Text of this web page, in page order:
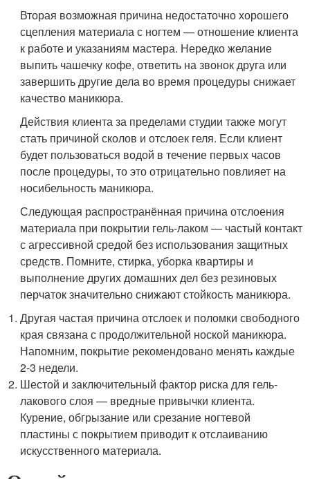
Вторая возможная причина недостаточно хорошего
сцепления материала с ногтем — отношение клиента
к работе и указаниям мастера. Нередко желание
выпить чашечку кофе, ответить на звонок друга или
завершить другие дела во время процедуры снижает
качество маникюра.
Действия клиента за пределами студии также могут
стать причиной сколов и отслоек геля. Если клиент
будет пользоваться водой в течение первых часов
после процедуры, то это отрицательно повлияет на
носибельность маникюра.
Следующая распространённая причина отслоения
материала при покрытии гель-лаком — частый контакт
с агрессивной средой без использования защитных
средств. Помните, стирка, уборка квартиры и
выполнение других домашних дел без резиновых
перчаток значительно снижают стойкость маникюра.
Другая частая причина отслоек и поломки свободного
края связана с продолжительной ноской маникюра.
Напомним, покрытие рекомендовано менять каждые
2-3 недели.
Шестой и заключительный фактор риска для гель-
лакового слоя — вредные привычки клиента.
Курение, обгрызание или срезание ногтевой
пластины с покрытием приводит к отслаиванию
искусственного материала.